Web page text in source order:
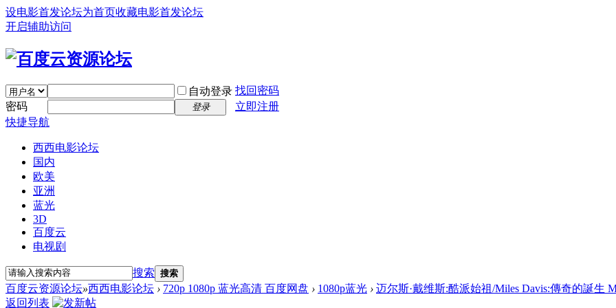
设电影首发论坛为首页收藏电影首发论坛
开启辅助访问
自动登录 找回密码
密码
登录
立即注册
快捷导航
西西电影论坛
国内
欧美
亚洲
蓝光
3D
百度云
电视剧
搜索 搜索
百度云资源论坛»西西电影论坛 › 720p 1080p 蓝光高清 百度网盘 › 1080p蓝光 › 迈尔斯·戴维斯:酷派始祖/Miles Davis:傳奇的誕生
返回列表